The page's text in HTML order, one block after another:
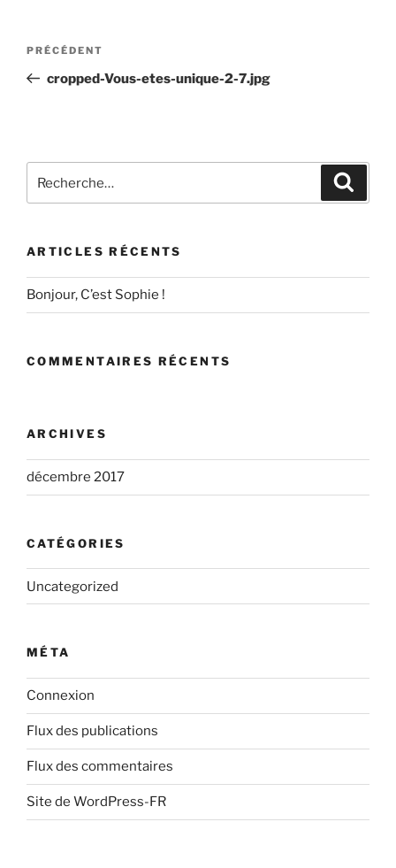
Navigation
l’article
Article
précédent
PRÉCÉDENT
cropped-Vous-etes-unique-2-7.jpg
pour
ARTICLES RÉCENTS
Bonjour, C’est Sophie !
COMMENTAIRES RÉCENTS
ARCHIVES
décembre 2017
CATÉGORIES
Uncategorized
MÉTA
Connexion
Flux des publications
Flux des commentaires
Site de WordPress-FR